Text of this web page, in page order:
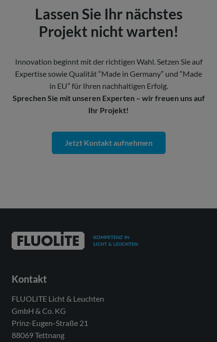
Lassen Sie Ihr nächstes
Projekt nicht warten!
Innovation beginnt mit der richtigen Wahl. Setzen Sie auf
Expertise sowie Qualität “Made in Germany” und “Made
in EU” für Ihren nachhaltigen Erfolg.
Sprechen Sie mit unseren Experten – wir freuen uns auf
Ihr Projekt!
Jetzt Kontakt aufnehmen
Kontakt
FLUOLITE Licht & Leuchten
GmbH & Co. KG
Prinz-Eugen-Straße 21
88069 Tettnang